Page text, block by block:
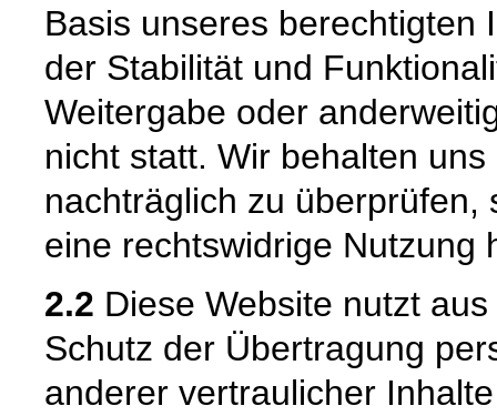
Basis unseres berechtigten
der Stabilität und
Weitergabe oder
nicht statt. Wir behalten
nachträglich zu überprüfen,
eine rechtswidrige Nutzung
2.2 Diese Website nutzt
Schutz der Übertragung
anderer vertraulicher